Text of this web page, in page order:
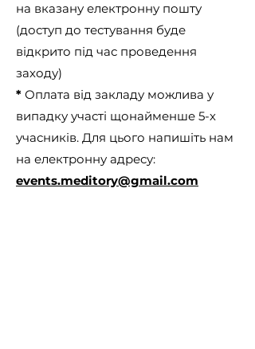
на вказану електронну пошту
(доступ до тестування буде
відкрито під час проведення
заходу)
* Оплата від закладу можлива у
випадку участі щонайменше 5-х
учасників. Для цього напишіть нам
на електронну адресу:
events.meditory@gmail.com